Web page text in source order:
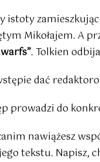
istoty
Mikołajem. A
. Tolkien
dać
prowadzi do
nawiążesz
tekstu. Napisz,